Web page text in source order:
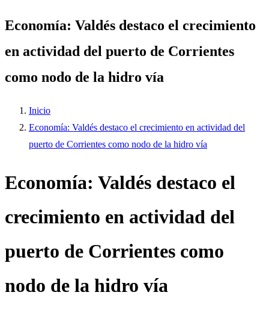
Economía: Valdés destaco el crecimiento
en actividad del puerto de Corrientes
como nodo de la hidro vía
Inicio
Economía: Valdés destaco el crecimiento en actividad del
puerto de Corrientes como nodo de la hidro vía
Economía: Valdés destaco el
crecimiento en actividad del
puerto de Corrientes como
nodo de la hidro vía